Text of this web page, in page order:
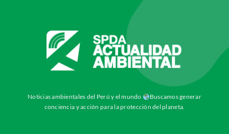
Noticias ambientales del Perú y el mundo
Buscamos generar
conciencia y acción para la protección del planeta.